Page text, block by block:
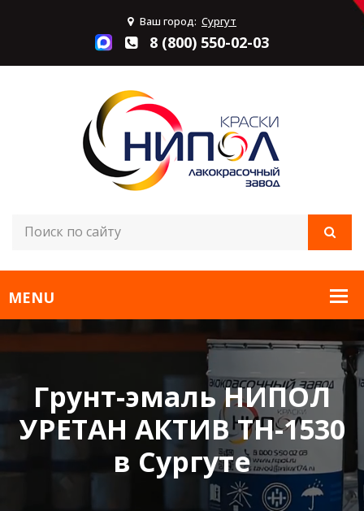
Ваш город: Сургут
8 (800) 550-02-03
Грунт-эмаль НИПОЛ
УРЕТАН АКТИВ ТН-1530
в Сургуте